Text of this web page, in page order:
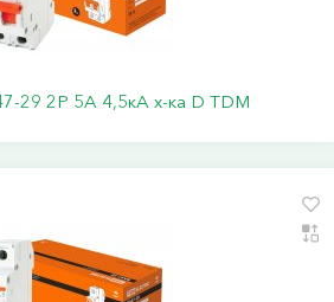
29 2Р 5А 4,5кА х-ка D TDM